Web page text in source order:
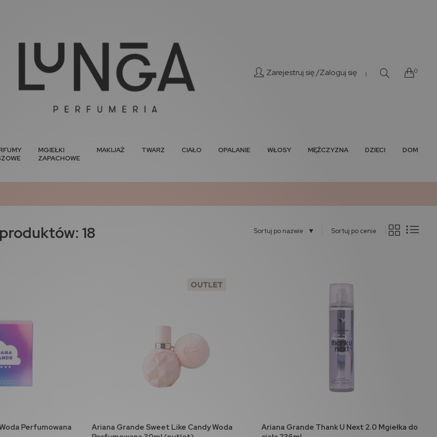
Zarejestruj się /Zaloguj się | 0
MGIEŁKI
ZAPACHOWE
MAKIJAŻ TWARZ CIAŁO OPALANIE WŁOSY MĘŻCZYZNA DZIECI DOM
Xerjoff Erba Pura Woda
464,00 zł
18 Sortuj po nazwie ▼ Sortuj po cenie
Perfumowana
do koszyka
Ariana Grande Sweet Like Candy Woda
do koszyka
Ariana Grande Thank U Next 2.0 Mgiełka do